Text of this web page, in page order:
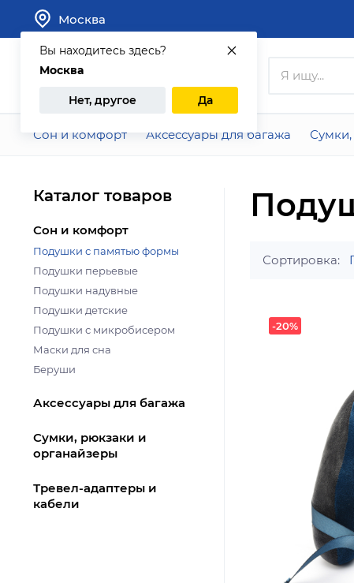
Вы находитесь здесь?
Москва
Нет, другое Да
Москва
Сон и комфорт Аксессуары для багажа
Каталог товаров
Сон и комфорт
Подушки с памятью формы
Подушки перьевые
Подушки надувные
Подушки детские
Подушки с микробисером
Маски для сна
Беруши
Аксессуары для багажа
Сумки, рюкзаки и
органайзеры
Тревел-адаптеры и
кабели
Сортировка:
-20%